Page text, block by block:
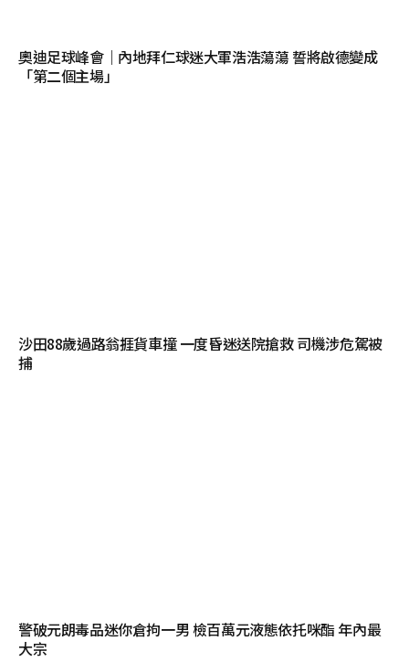
奧迪足球峰會｜內地拜仁球迷大軍浩浩蕩蕩 誓將啟德變成
「第二個主場」
沙田88歲過路翁捱貨車撞 一度昏迷送院搶救 司機涉危駕被
捕
警破元朗毒品迷你倉拘一男 檢百萬元液態依托咪酯 年內最
大宗